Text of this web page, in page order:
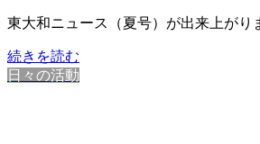
東大和ニュース（夏号）が出来上が
続きを読む
日々の活動